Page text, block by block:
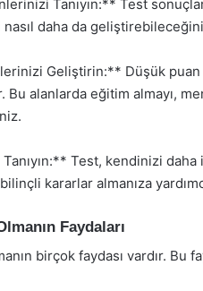
Tanıyın:** Test
daha da
Geliştirin:** Düşük puan
Bu alanlarda eğitim almayı,
Test, kendinizi daha
kararlar almanıza
Faydaları
birçok faydası vardır. Bu